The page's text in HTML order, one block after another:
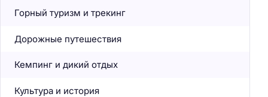
Горный туризм и трекинг
Дорожные путешествия
Кемпинг и дикий отдых
Культура и история